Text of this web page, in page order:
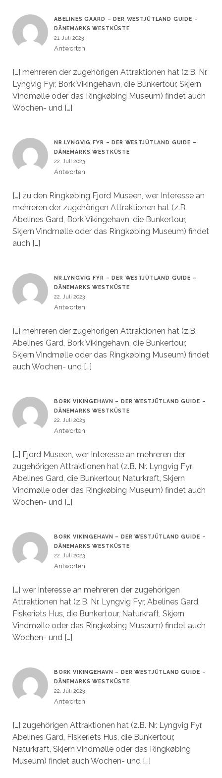
ABELINES GAARD – DER WESTJÜTLAND GUIDE –
DÄNEMARKS WESTKÜSTE
21. Juli 2023
Antworten
[…] mehreren der zugehörigen Attraktionen hat (z.B. Nr.
Lyngvig Fyr, Bork Vikingehavn, die Bunkertour, Skjern
Vindmølle oder das Ringkøbing Museum) findet auch
Wochen- und […]
NR.LYNGVIG FYR – DER WESTJÜTLAND GUIDE –
DÄNEMARKS WESTKÜSTE
22. Juli 2023
Antworten
[…] zu den Ringkøbing Fjord Museen, wer Interesse an
mehreren der zugehörigen Attraktionen hat (z.B.
Abelines Gard, Bork Vikingehavn, die Bunkertour,
Skjern Vindmølle oder das Ringkøbing Museum) findet
auch […]
NR.LYNGVIG FYR – DER WESTJÜTLAND GUIDE –
DÄNEMARKS WESTKÜSTE
22. Juli 2023
Antworten
[…] mehreren der zugehörigen Attraktionen hat (z.B.
Abelines Gard, Bork Vikingehavn, die Bunkertour,
Skjern Vindmølle oder das Ringkøbing Museum) findet
auch Wochen- und […]
BORK VIKINGEHAVN – DER WESTJÜTLAND GUIDE –
DÄNEMARKS WESTKÜSTE
22. Juli 2023
Antworten
[…] Fjord Museen, wer Interesse an mehreren der
zugehörigen Attraktionen hat (z.B. Nr. Lyngvig Fyr,
Abelines Gard, die Bunkertour, Naturkraft, Skjern
Vindmølle oder das Ringkøbing Museum) findet auch
Wochen- und […]
BORK VIKINGEHAVN – DER WESTJÜTLAND GUIDE –
DÄNEMARKS WESTKÜSTE
22. Juli 2023
Antworten
[…] wer Interesse an mehreren der zugehörigen
Attraktionen hat (z.B. Nr. Lyngvig Fyr, Abelines Gard,
Fiskeriets Hus, die Bunkertour, Naturkraft, Skjern
Vindmølle oder das Ringkøbing Museum) findet auch
Wochen- und […]
BORK VIKINGEHAVN – DER WESTJÜTLAND GUIDE –
DÄNEMARKS WESTKÜSTE
22. Juli 2023
Antworten
[…] zugehörigen Attraktionen hat (z.B. Nr. Lyngvig Fyr,
Abelines Gard, Fiskeriets Hus, die Bunkertour,
Naturkraft, Skjern Vindmølle oder das Ringkøbing
Museum) findet auch Wochen- und […]